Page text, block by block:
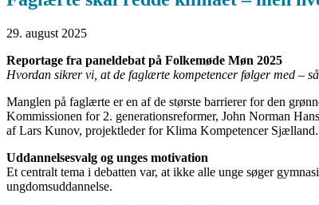
29. august 2025
Reportage fra paneldebat på Folkemøde Møn 2025
Hvordan sikrer vi, at de faglærte kompetencer følger med –
Manglen på faglærte er en af de største barrierer for den
Kommissionen for 2. generationsreformer, John Norman
af Lars Kunov, projektleder for Klima Kompetencer Sjælland.
Uddannelsesvalg og unges motivation
Et centralt tema i debatten var, at ikke alle unge søger
ungdomsuddannelse.